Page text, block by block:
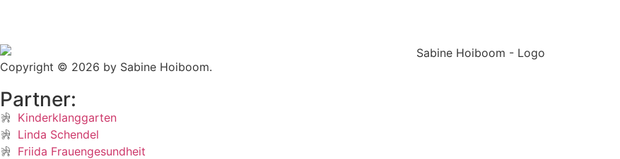
Copyright © 2026 by Sabine Hoiboom.
Partner:
Kinderklanggarten
Linda Schendel
Friida Frauengesundheit